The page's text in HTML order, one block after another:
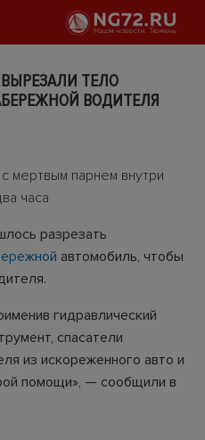
ТЕЛО
ВОДИТЕЛЯ
мертвым парнем внутри
часа
разрезать
автомобиль, чтобы
гидравлический
спасатели
из искореженного авто и
помощи», — сообщили в